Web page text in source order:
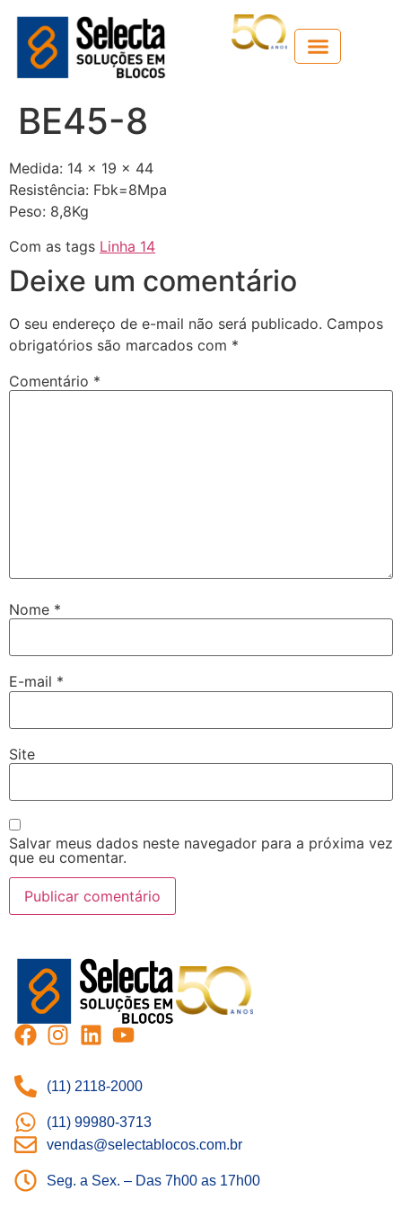
BE45-8
Medida: 14 x 19 x 44
Resistência: Fbk=8Mpa
Peso: 8,8Kg
Com as tags Linha 14
Deixe um comentário
O seu endereço de e-mail não será publicado. Campos
obrigatórios são marcados com *
Comentário *
Nome *
E-mail *
Site
Salvar meus dados neste navegador para a próxima vez
que eu comentar.
(11) 2118-2000
(11) 99980-3713
vendas@selectablocos.com.br
Seg. a Sex. – Das 7h00 as 17h00